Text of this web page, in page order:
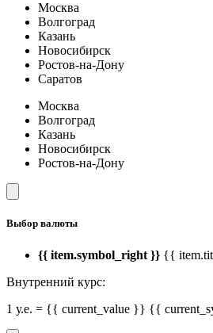
Москва
Волгоград
Казань
Новосибирск
Ростов-на-Дону
Саратов
Москва
Волгоград
Казань
Новосибирск
Ростов-на-Дону
Выбор валюты
{{ item.symbol_right }} {{
Внутренний курс:
1 у.е. = {{ current_value }} {{